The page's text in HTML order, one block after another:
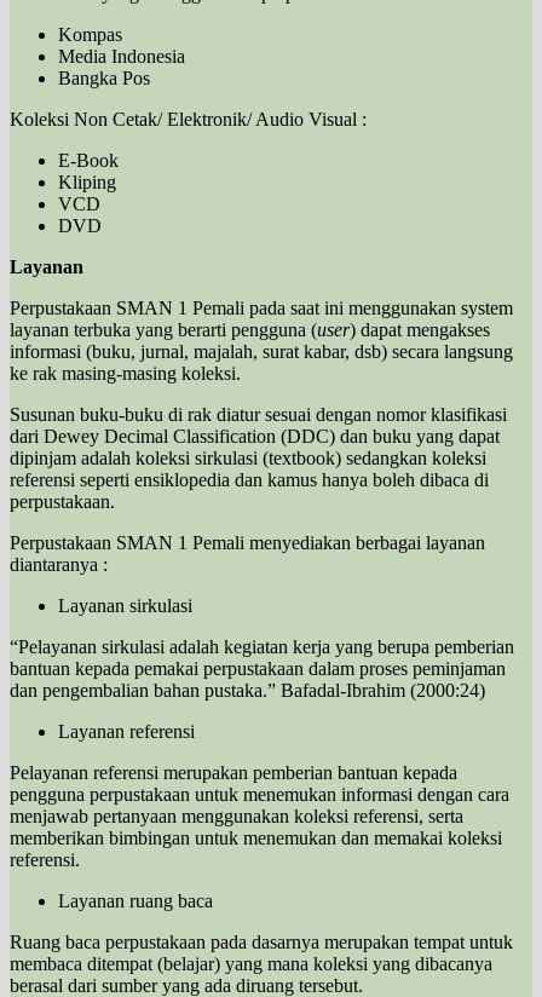
Kompas
Media Indonesia
Bangka Pos
Koleksi Non Cetak/ Elektronik/ Audio Visual :
E-Book
Kliping
VCD
DVD
Layanan
Perpustakaan SMAN 1 Pemali pada saat ini menggunakan system
layanan terbuka yang berarti pengguna (user) dapat mengakses
informasi (buku, jurnal, majalah, surat kabar, dsb) secara langsung
ke rak masing-masing koleksi.
Susunan buku-buku di rak diatur sesuai dengan nomor klasifikasi
dari Dewey Decimal Classification (DDC) dan buku yang dapat
dipinjam adalah koleksi sirkulasi (textbook) sedangkan koleksi
referensi seperti ensiklopedia dan kamus hanya boleh dibaca di
perpustakaan.
Perpustakaan SMAN 1 Pemali menyediakan berbagai layanan
diantaranya :
Layanan sirkulasi
“Pelayanan sirkulasi adalah kegiatan kerja yang berupa pemberian
bantuan kepada pemakai perpustakaan dalam proses peminjaman
dan pengembalian bahan pustaka.” Bafadal-Ibrahim (2000:24)
Layanan referensi
Pelayanan referensi merupakan pemberian bantuan kepada
pengguna perpustakaan untuk menemukan informasi dengan cara
menjawab pertanyaan menggunakan koleksi referensi, serta
memberikan bimbingan untuk menemukan dan memakai koleksi
referensi.
Layanan ruang baca
Ruang baca perpustakaan pada dasarnya merupakan tempat untuk
membaca ditempat (belajar) yang mana koleksi yang dibacanya
berasal dari sumber yang ada diruang tersebut.